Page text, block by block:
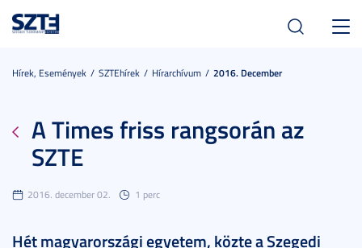
Hírek, Események SZTEhírek Hírarchívum 2016. December
A Times friss rangsorán az
SZTE
2016. december 02. 1 perc
Hét magyarországi egyetem, közte a Szegedi